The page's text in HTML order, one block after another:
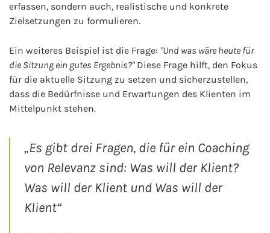
erfassen, sondern auch, realistische und konkrete
Zielsetzungen zu formulieren.
Ein weiteres Beispiel ist die Frage: "Und was wäre heute für
die Sitzung ein gutes Ergebnis?"Diese Frage hilft, den Fokus
für die aktuelle Sitzung zu setzen und sicherzustellen,
dass die Bedürfnisse und Erwartungen des Klienten im
Mittelpunkt stehen.
„Es gibt drei Fragen, die für ein Coaching
von Relevanz sind: Was will der Klient?
Was will der Klient und Was will der
Klient“